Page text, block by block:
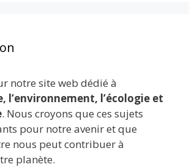
notre site web dédié à
l’environnement, l’écologie et
. Nous croyons que ces sujets
pour notre avenir et que
nous peut contribuer à
planète.